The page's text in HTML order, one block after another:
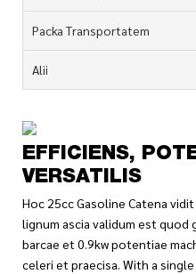
Packa Transportatem
Alii
EFFICIENS,
VERSATILIS
Hoc 25cc Gasoline Catena vidit
lignum ascia validum est
barcae et 0.9kw potentiae
celeri et praecisa. With a